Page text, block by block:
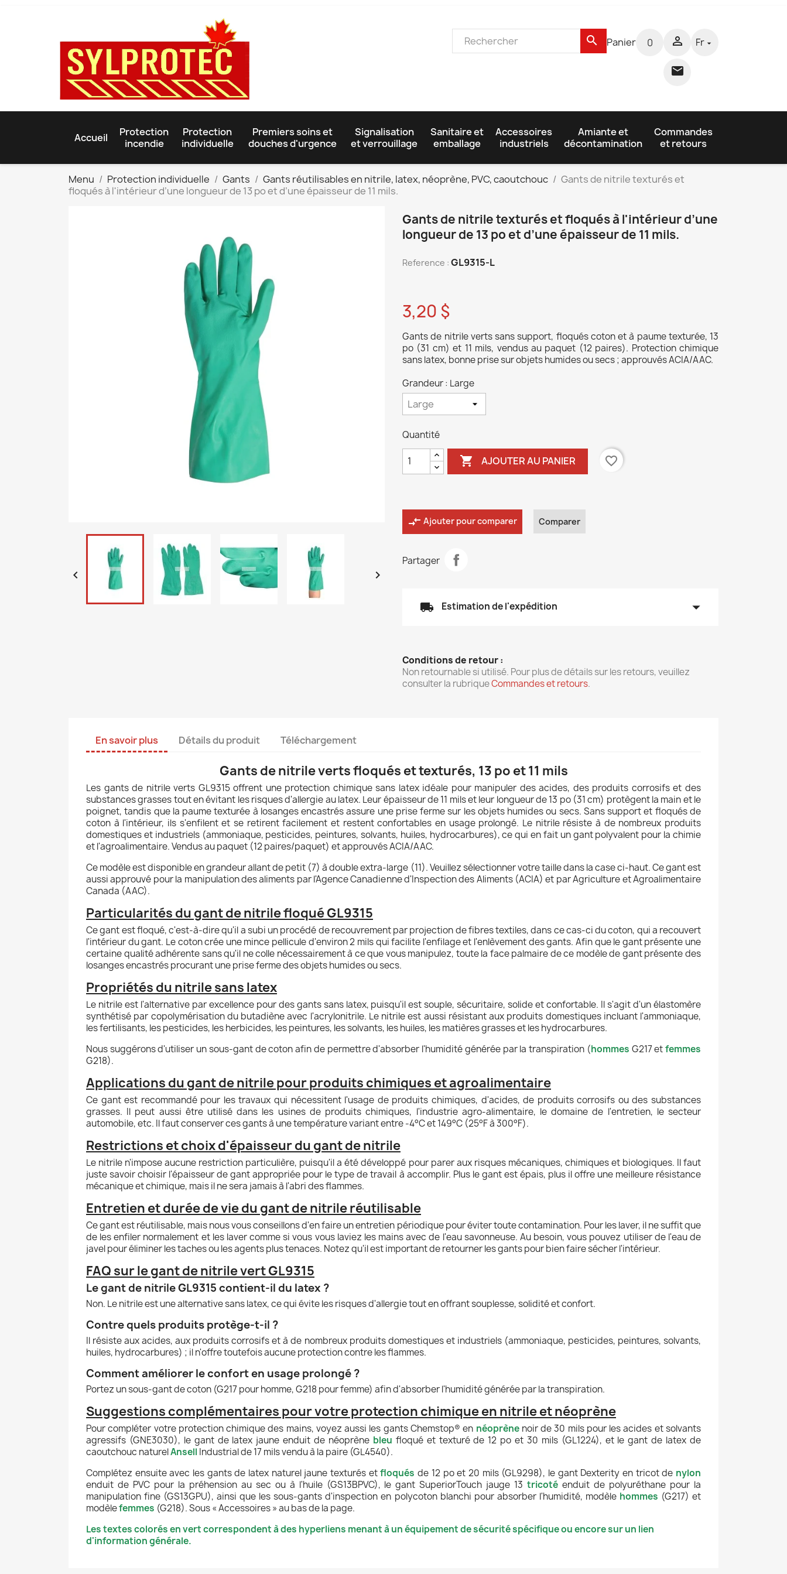
search Panier 0 

Fr 
Accueil
Protection
incendie
Protection
individuelle
Premiers soins et
douches d'urgence
Signalisation
et verrouillage
Sanitaire et
emballage
Accessoires
industriels
Amiante et
décontamination
Commandes
et retours
Menu Protection individuelle Gants Gants réutilisables en nitrile, latex, néoprène, PVC, caoutchouc
Gants de nitrile texturés et
floqués à l'intérieur d’une longueur de 13 po et d’une épaisseur de 11 mils.
 
Gants de nitrile texturés et floqués à l'intérieur d’une
longueur de 13 po et d’une épaisseur de 11 mils.
Reference : GL9315-L
3,20 $
Gants de nitrile verts sans support, floqués coton et à paume texturée, 13
po (31 cm) et 11 mils, vendus au paquet (12 paires). Protection chimique
sans latex, bonne prise sur objets humides ou secs ; approuvés ACIA/AAC.
Grandeur : Large
Quantité
 AJOUTER AU PANIER favorite_border
compare_arrows Ajouter pour comparer Comparer
Partager
local_shipping Estimation de l'expédition arrow_drop_down
Conditions de retour :
Non retournable si utilisé. Pour plus de détails sur les retours, veuillez
consulter la rubriqueCommandes et retours.
En savoir plus Détails du produit Téléchargement
Gants de nitrile verts floqués et texturés, 13 po et 11 mils
Les gants de nitrile verts GL9315 offrent une protection chimique sans latex idéale pour manipuler des acides, des produits corrosifs et des
substances grasses tout en évitant les risques d'allergie au latex. Leur épaisseur de 11 mils et leur longueur de 13 po (31 cm) protègent la main et le
poignet, tandis que la paume texturée à losanges encastrés assure une prise ferme sur les objets humides ou secs. Sans support et floqués de
coton à l'intérieur, ils s'enfilent et se retirent facilement et restent confortables en usage prolongé. Le nitrile résiste à de nombreux produits
domestiques et industriels (ammoniaque, pesticides, peintures, solvants, huiles, hydrocarbures), ce qui en fait un gant polyvalent pour la chimie
et l'agroalimentaire. Vendus au paquet (12 paires/paquet) et approuvés ACIA/AAC.
Ce modèle est disponible en grandeur allant de petit (7) à double extra-large (11). Veuillez sélectionner votre taille dans la case ci-haut. Ce gant est
aussi approuvé pour la manipulation des aliments par l'Agence Canadienne d'Inspection des Aliments (ACIA) et par Agriculture et Agroalimentaire
Canada (AAC).
Particularités du gant de nitrile floqué GL9315
Ce gant est floqué, c'est-à-dire qu'il a subi un procédé de recouvrement par projection de fibres textiles, dans ce cas-ci du coton, qui a recouvert
l'intérieur du gant. Le coton crée une mince pellicule d'environ 2 mils qui facilite l'enfilage et l'enlèvement des gants. Afin que le gant présente une
certaine qualité adhérente sans qu'il ne colle nécessairement à ce que vous manipulez, toute la face palmaire de ce modèle de gant présente des
losanges encastrés procurant une prise ferme des objets humides ou secs.
Propriétés du nitrile sans latex
Le nitrile est l'alternative par excellence pour des gants sans latex, puisqu'il est souple, sécuritaire, solide et confortable. Il s'agit d'un élastomère
synthétisé par copolymérisation du butadiène avec l'acrylonitrile. Le nitrile est aussi résistant aux produits domestiques incluant l'ammoniaque,
les fertilisants, les pesticides, les herbicides, les peintures, les solvants, les huiles, les matières grasses et les hydrocarbures.
Nous suggérons d'utiliser un sous-gant de coton afin de permettre d'absorber l'humidité générée par la transpiration (hommes G217 etfemmes
G218).
Applications du gant de nitrile pour produits chimiques et agroalimentaire
Ce gant est recommandé pour les travaux qui nécessitent l'usage de produits chimiques, d'acides, de produits corrosifs ou des substances
grasses. Il peut aussi être utilisé dans les usines de produits chimiques, l'industrie agro-alimentaire, le domaine de l'entretien, le secteur
automobile, etc. Il faut conserver ces gants à une température variant entre -4°C et 149°C (25°F à 300°F).
Restrictions et choix d'épaisseur du gant de nitrile
Le nitrile n'impose aucune restriction particulière, puisqu'il a été développé pour parer aux risques mécaniques, chimiques et biologiques. Il faut
juste savoir choisir l'épaisseur de gant appropriée pour le type de travail à accomplir. Plus le gant est épais, plus il offre une meilleure résistance
mécanique et chimique, mais il ne sera jamais à l'abri des flammes.
Entretien et durée de vie du gant de nitrile réutilisable
Ce gant est réutilisable, mais nous vous conseillons d'en faire un entretien périodique pour éviter toute contamination. Pour les laver, il ne suffit que
de les enfiler normalement et les laver comme si vous vous laviez les mains avec de l'eau savonneuse. Au besoin, vous pouvez utiliser de l'eau de
javel pour éliminer les taches ou les agents plus tenaces. Notez qu'il est important de retourner les gants pour bien faire sécher l'intérieur.
FAQ sur le gant de nitrile vert GL9315
Le gant de nitrile GL9315 contient-il du latex ?
Non. Le nitrile est une alternative sans latex, ce qui évite les risques d'allergie tout en offrant souplesse, solidité et confort.
Contre quels produits protège-t-il ?
Il résiste aux acides, aux produits corrosifs et à de nombreux produits domestiques et industriels (ammoniaque, pesticides, peintures, solvants,
huiles, hydrocarbures) ; il n'offre toutefois aucune protection contre les flammes.
Comment améliorer le confort en usage prolongé ?
Portez un sous-gant de coton (G217 pour homme, G218 pour femme) afin d'absorber l'humidité générée par la transpiration.
Suggestions complémentaires pour votre protection chimique en nitrile et néoprène
Pour compléter votre protection chimique des mains, voyez aussi les gants Chemstop® en néoprènenoir de 30 mils pour les acides et solvants
agressifs (GNE3030), le gant de latex jaune enduit de néoprène bleu floqué et texturé de 12 po et 30 mils (GL1224), et le gant de latex de
caoutchouc naturelAnsell Industrial de 17 mils vendu à la paire (GL4540).
Complétez ensuite avec les gants de latex naturel jaune texturés etfloqués de 12 po et 20 mils (GL9298), le gant Dexterity en tricot de nylon
enduit de PVC pour la préhension au sec ou à l'huile (GS13BPVC), le gant SuperiorTouch jauge 13tricoté enduit de polyuréthane pour la
manipulation fine (GS13GPU), ainsi que les sous-gants d'inspection en polycoton blanchi pour absorber l'humidité, modèle hommes (G217) et
modèlefemmes (G218). Sous « Accessoires » au bas de la page.
Les textes colorés en vert correspondent à des hyperliens menant à un équipement de sécurité spécifique ou encore sur un lien
d'information générale.